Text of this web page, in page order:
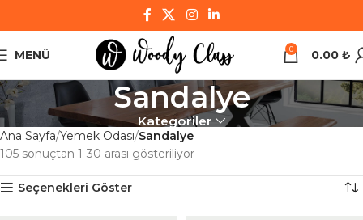
MENÜ 0 0.00 ₺
Sandalye
Kategoriler
Ana Sayfa Yemek Odası Sandalye
105 sonuçtan 1-30 arası gösteriliyor
Seçenekleri Göster